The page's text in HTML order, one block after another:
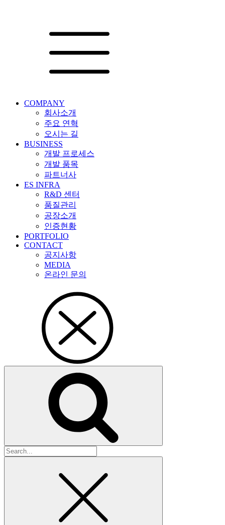
COMPANY
회사소개
주요 연혁
오시는 길
BUSINESS
개발 프로세스
개발 품목
파트너사
ES INFRA
R&D 센터
품질관리
공장소개
인증현황
PORTFOLIO
CONTACT
공지사항
MEDIA
온라인 문의
검
색: